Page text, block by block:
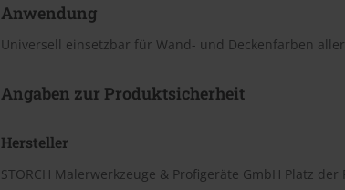
Anwendung
Universell einsetzbar für Wand- und Deckenfarben
Angaben zur Produktsicherheit
Hersteller
STORCH Malerwerkzeuge & Profigeräte GmbH Platz